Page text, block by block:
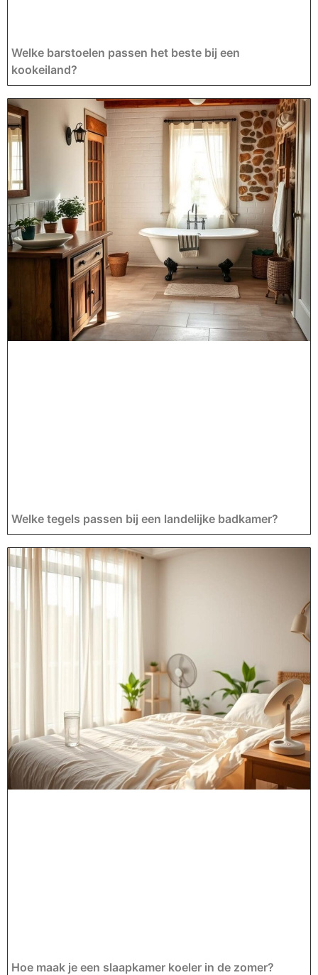
Welke barstoelen passen het beste bij een
kookeiland?
Welke tegels passen bij een landelijke badkamer?
Hoe maak je een slaapkamer koeler in de zomer?